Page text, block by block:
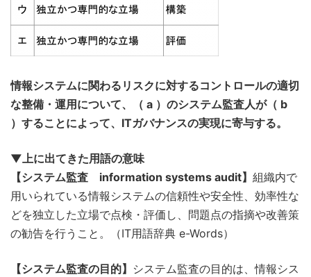
情報システムに関わるリスクに対するコントロールの適切
な整備・運用について、（ a ）のシステム監査人が（ b
）することによって、ITガバナンスの実現に寄与する。
▼上に出てきた用語の意味
【システム監査 information systems audit】 組織内で
用いられている情報システムの信頼性や安全性、効率性な
どを独立した立場で点検・評価し、問題点の指摘や改善策
の勧告を行うこと。（IT用語辞典 e-Words）
【システム監査の目的】 システム監査の目的は、情報シス